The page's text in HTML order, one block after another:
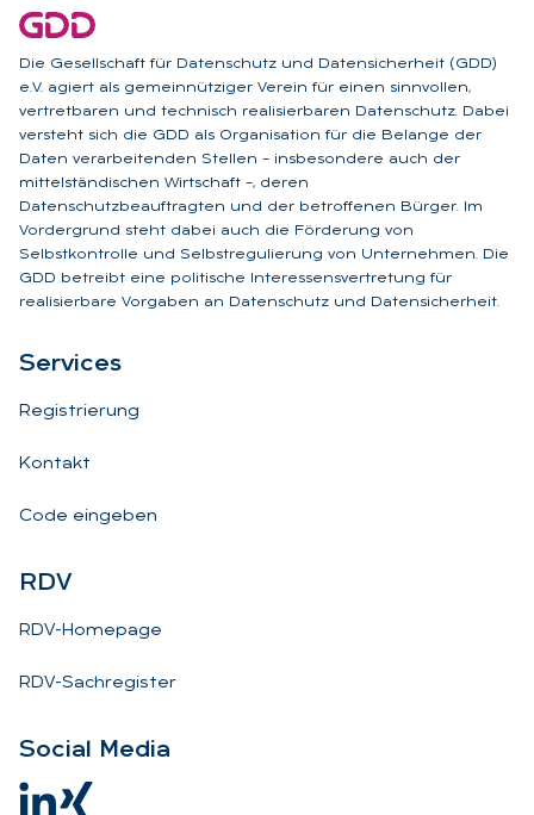
Die Gesellschaft für Datenschutz und Datensicherheit (GDD)
e.V. agiert als gemeinnütziger Verein für einen sinnvollen,
vertretbaren und technisch realisierbaren Datenschutz. Dabei
versteht sich die GDD als Organisation für die Belange der
Daten verarbeitenden Stellen – insbesondere auch der
mittelständischen Wirtschaft –, deren
Datenschutzbeauftragten und der betroffenen Bürger. Im
Vordergrund steht dabei auch die Förderung von
Selbstkontrolle und Selbstregulierung von Unternehmen. Die
GDD betreibt eine politische Interessensvertretung für
realisierbare Vorgaben an Datenschutz und Datensicherheit.
Ser­vices
Registrierung
Kontakt
Code eingeben
RDV
RDV-Homepage
RDV-Sachregister
So­ci­al Me­dia